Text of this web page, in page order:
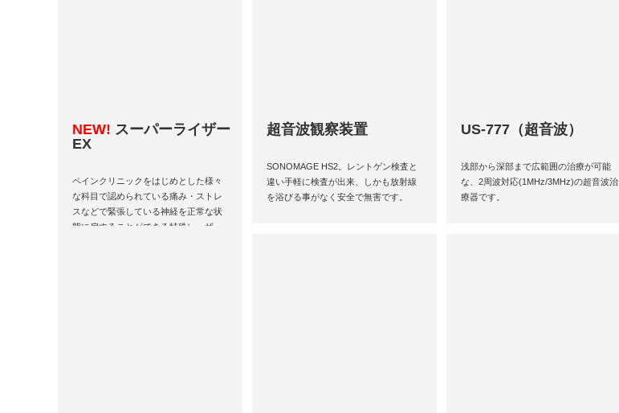
NEW! スーパーライザー
EX
ペインクリニックをはじめとした様々
な科目で認められている痛み・ストレ
スなどで緊張している神経を正常な状
態に戻することができる特殊レーザー
超音波観察装置
SONOMAGE HS2。レントゲン検査と
違い手軽に検査が出来、しかも放射線
を浴びる事がなく安全で無害です。
US-777（超音波）
浅部から深部まで広範囲の治療が可能
な、2周波対応(1MHz/3MHz)の超音波治
療器です。